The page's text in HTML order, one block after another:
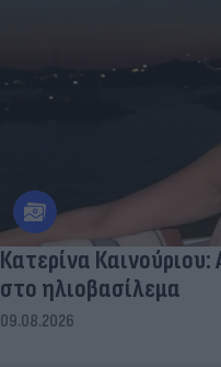
Κατερίνα Καινούριου:
στο ηλιοβασίλεμα
09.08.2026